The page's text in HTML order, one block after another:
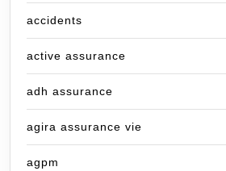
accidents
active assurance
adh assurance
agira assurance vie
agpm